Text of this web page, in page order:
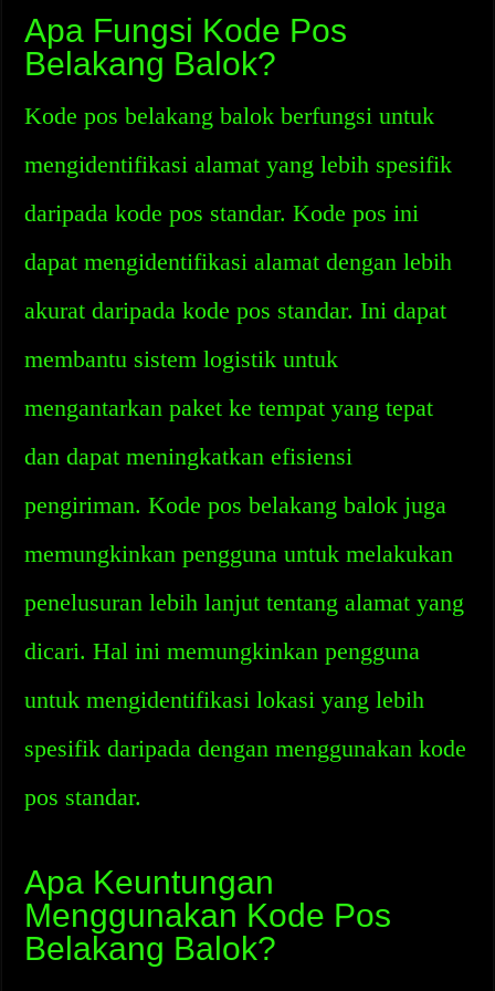
Apa Fungsi Kode Pos
Belakang Balok?
Kode pos belakang balok berfungsi untuk
mengidentifikasi alamat yang lebih spesifik
daripada kode pos standar. Kode pos ini
dapat mengidentifikasi alamat dengan lebih
akurat daripada kode pos standar. Ini dapat
membantu sistem logistik untuk
mengantarkan paket ke tempat yang tepat
dan dapat meningkatkan efisiensi
pengiriman. Kode pos belakang balok juga
memungkinkan pengguna untuk melakukan
penelusuran lebih lanjut tentang alamat yang
dicari. Hal ini memungkinkan pengguna
untuk mengidentifikasi lokasi yang lebih
spesifik daripada dengan menggunakan kode
pos standar.
Apa Keuntungan
Menggunakan Kode Pos
Belakang Balok?